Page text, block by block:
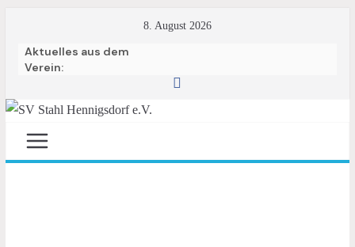
8. August 2026
Aktuelles aus dem
Verein: